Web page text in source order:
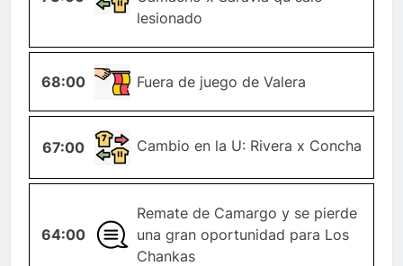
JUGADOR
lesionado
68:00OFFSIDEFuera de juego de Valera
67:00
CAMBIO-
JUGADOR
Cambio en la U: Rivera x Concha
64:00GENERAL
Remate de Camargo y se pierde
una gran oportunidad para Los
Chankas